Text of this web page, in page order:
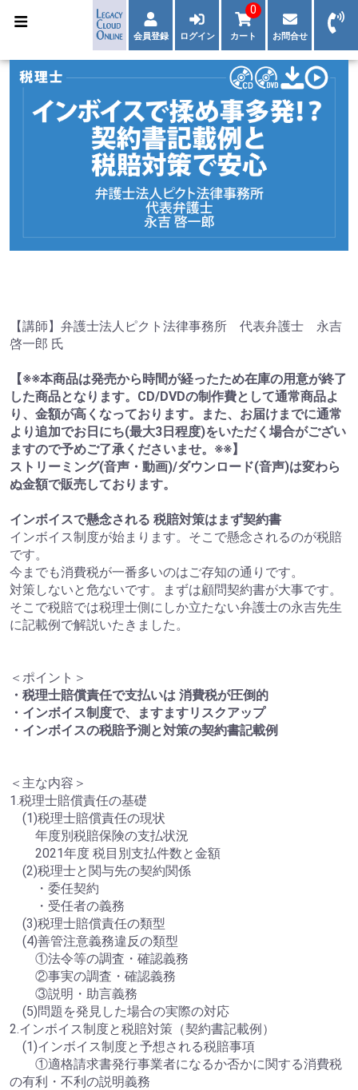
会員登録 ログイン カート
0
お問合せ
【講師】弁護士法人ピクト法律事務所 代表弁護士 永吉
啓一郎 氏
【※※本商品は発売から時間が経ったため在庫の用意が終了
した商品となります。CD/DVDの制作費として通常商品よ
り、金額が高くなっております。また、お届けまでに通常
より追加でお日にち(最大3日程度)をいただく場合がござい
ますので予めご了承くださいませ。※※】
ストリーミング(音声・動画)/ダウンロード(音声)は変わら
ぬ金額で販売しております。
インボイスで懸念される 税賠対策はまず契約書
インボイス制度が始まります。そこで懸念されるのが税賠
です。
今までも消費税が一番多いのはご存知の通りです。
対策しないと危ないです。まずは顧問契約書が大事です。
そこで税賠では税理士側にしか立たない弁護士の永吉先生
に記載例で解説いたきました。
＜ポイント＞
・税理士賠償責任で支払いは 消費税が圧倒的
・インボイス制度で、ますますリスクアップ
・インボイスの税賠予測と対策の契約書記載例
＜主な内容＞
1.税理士賠償責任の基礎
(1)税理士賠償責任の現状
年度別税賠保険の支払状況
2021年度 税目別支払件数と金額
(2)税理士と関与先の契約関係
・委任契約
・受任者の義務
(3)税理士賠償責任の類型
(4)善管注意義務違反の類型
①法令等の調査・確認義務
②事実の調査・確認義務
③説明・助言義務
(5)問題を発見した場合の実際の対応
2.インボイス制度と税賠対策（契約書記載例）
(1)インボイス制度と予想される税賠事項
①適格請求書発行事業者になるか否かに関する消費税
の有利・不利の説明義務